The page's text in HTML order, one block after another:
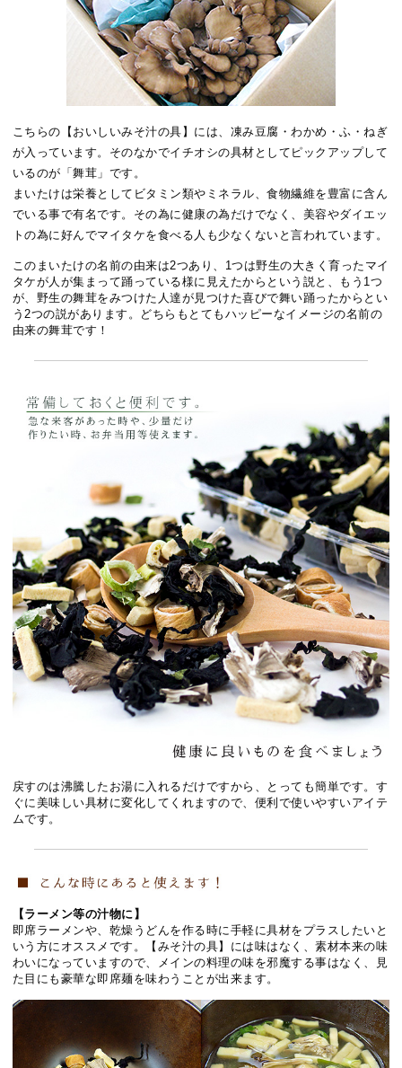
こちらの【おいしいみそ汁の具】には、凍み豆腐・わかめ・ふ・ねぎ
が入っています。そのなかでイチオシの具材としてピックアップして
いるのが「舞茸」です。
まいたけは栄養としてビタミン類やミネラル、食物繊維を豊富に含ん
でいる事で有名です。その為に健康の為だけでなく、美容やダイエッ
トの為に好んでマイタケを食べる人も少なくないと言われています。
このまいたけの名前の由来は2つあり、1つは野生の大きく育ったマイ
タケが人が集まって踊っている様に見えたからという説と、もう1つ
が、野生の舞茸をみつけた人達が見つけた喜びで舞い踊ったからとい
う2つの説があります。どちらもとてもハッピーなイメージの名前の
由来の舞茸です！
戻すのは沸騰したお湯に入れるだけですから、とっても簡単です。す
ぐに美味しい具材に変化してくれますので、便利で使いやすいアイテ
ムです。
【ラーメン等の汁物に】
即席ラーメンや、乾燥うどんを作る時に手軽に具材をプラスしたいと
いう方にオススメです。【みそ汁の具】には味はなく、素材本来の味
わいになっていますので、メインの料理の味を邪魔する事はなく、見
た目にも豪華な即席麺を味わうことが出来ます。